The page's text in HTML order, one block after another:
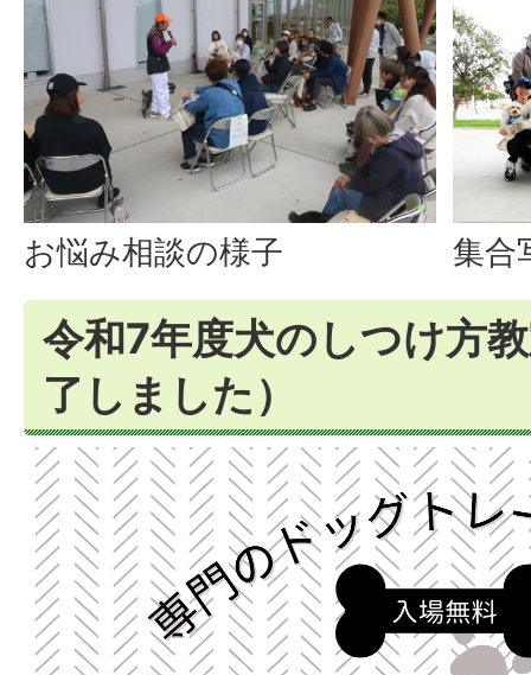
お悩み相談の様子 集合
令和7年度犬のしつけ方
了しました）